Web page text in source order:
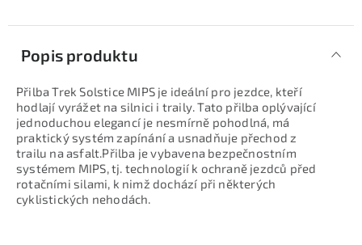
Popis produktu
Přilba Trek Solstice MIPS je ideální pro jezdce, kteří
hodlají vyrážet na silnici i traily. Tato přilba oplývající
jednoduchou elegancí je nesmírně pohodlná, má
praktický systém zapínání a usnadňuje přechod z
trailu na asfalt.Přilba je vybavena bezpečnostním
systémem MIPS, tj. technologií k ochraně jezdců před
rotačními silami, k nimž dochází při některých
cyklistických nehodách.